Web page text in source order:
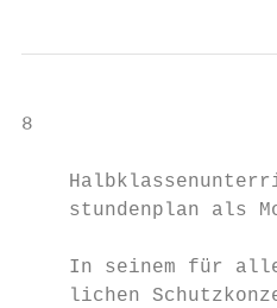
8
stundenplan als
In seinem für
lichen